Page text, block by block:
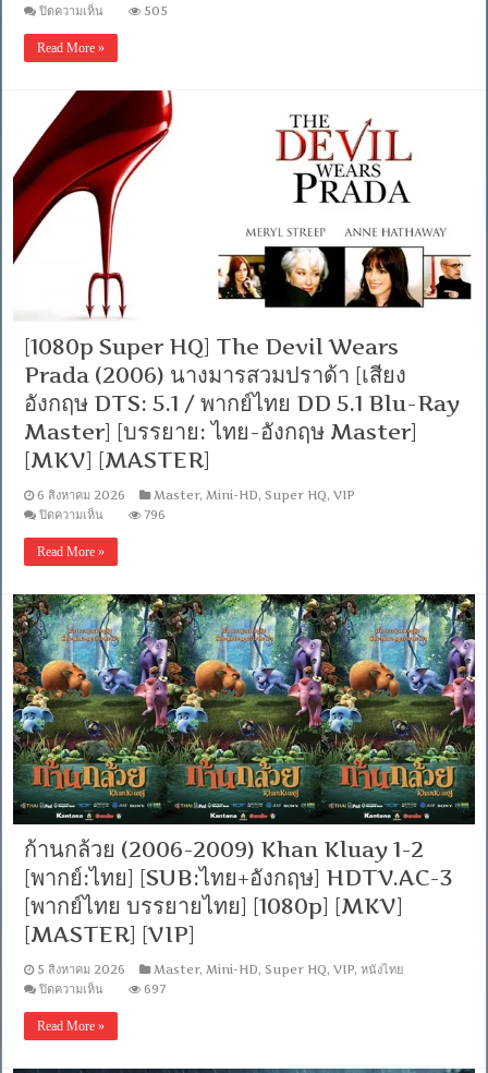
ปิดความเห็นบน
HQ]
Devil
Wears
Prada
2
(2026)
นาง
มาร
สวม
ปราด้
า
2
[เสียง
อังกฤษ
DD+
/
พากย์
ไทย
DD+
Master
แท้.]
[บรรยาย:
ไทย-
อังกฤษ
505
Read More »
[1080p Super HQ] The Devil Wears
Prada (2006) นางมารสวมปราด้า [เสียง
อังกฤษ DTS: 5.1 / พากย์ไทย DD 5.1 Blu-Ray
Master] [บรรยาย: ไทย-อังกฤษ Master]
[MKV] [MASTER]
6 สิงหาคม 2026 Master, Mini-HD,Super HQ,VIP
ปิดความเห็น
HQ]
Devil
Wears
Prada
(2006)
นาง
มาร
สวม
ปราด้
า
[เสียง
อังกฤษ
DTS:
5.1
/
พากย์
ไทย
DD
5.1
Blu-
Master]
ไทย-
อังกฤษ
Master]
[MKV]
[MASTER]
796
Read More »
ก้านกล้วย (2006-2009) Khan Kluay 1-2
[พากย์:ไทย] [SUB:ไทย+อังกฤษ] HDTV.AC-3
[พากย์ไทย บรรยายไทย] [1080p] [MKV]
[MASTER] [VIP]
5 สิงหาคม 2026 Master,Mini-HD,Super HQ,VIP,หนังไทย
ปิดความเห็นบน
กล้วย
(2006-
697
Read More »